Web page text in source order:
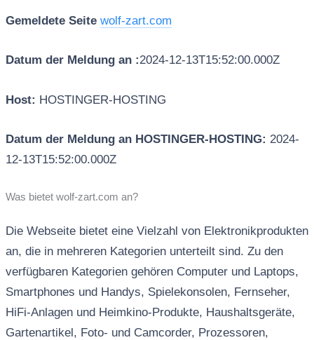
Gemeldete Seite wolf-zart.com
Datum der Meldung an :2024-12-13T15:52:00.000Z
Host: HOSTINGER-HOSTING
Datum der Meldung an HOSTINGER-HOSTING: 2024-
12-13T15:52:00.000Z
Was bietet wolf-zart.com an?
Die Webseite bietet eine Vielzahl von Elektronikprodukten
an, die in mehreren Kategorien unterteilt sind. Zu den
verfügbaren Kategorien gehören Computer und Laptops,
Smartphones und Handys, Spielekonsolen, Fernseher,
HiFi-Anlagen und Heimkino-Produkte, Haushaltsgeräte,
Gartenartikel, Foto- und Camcorder, Prozessoren,